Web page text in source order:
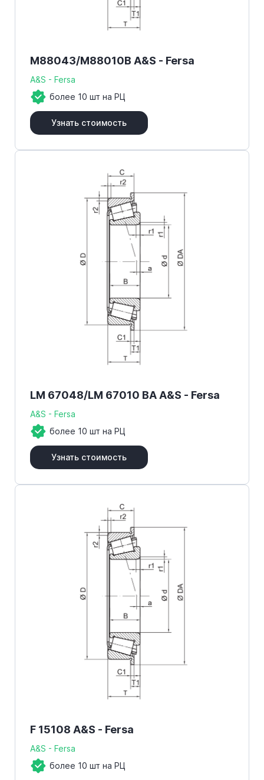
M88043/M88010B A&S - Fersa
A&S - Fersa
более 10 шт на РЦ
Узнать стоимость
LM 67048/LM 67010 BA A&S - Fersa
A&S - Fersa
более 10 шт на РЦ
Узнать стоимость
F 15108 A&S - Fersa
A&S - Fersa
более 10 шт на РЦ